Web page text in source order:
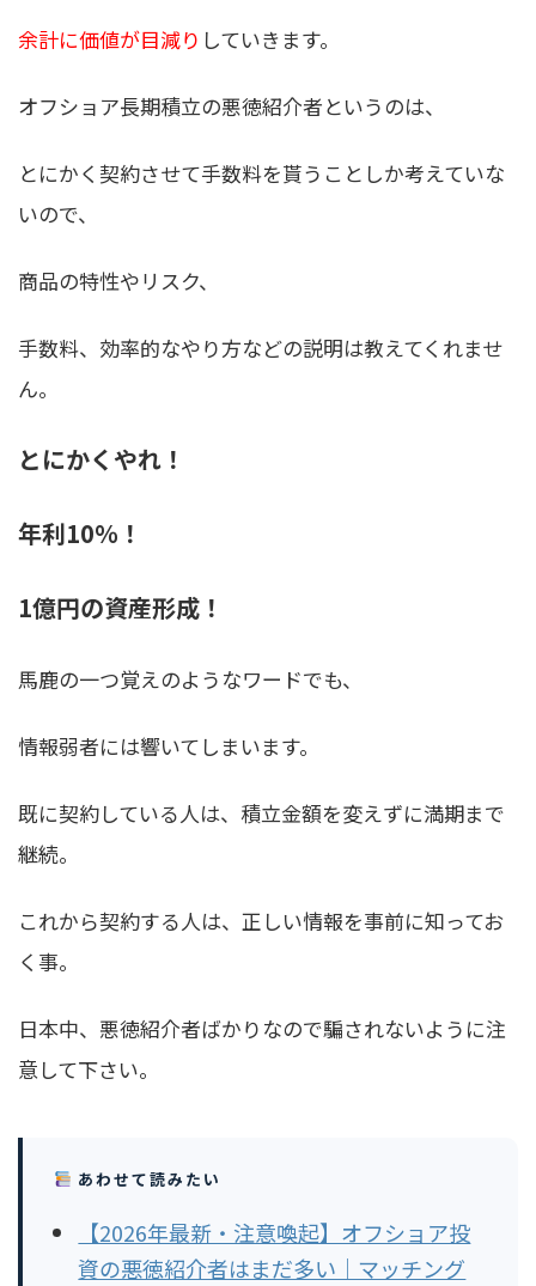
余計に価値が目減り していきます。
オフショア長期積立の悪徳紹介者というのは、
とにかく契約させて手数料を貰うことしか考えていな
いので、
商品の特性やリスク、
手数料、効率的なやり方などの説明は教えてくれませ
ん。
とにかくやれ！
年利10％！
1億円の資産形成！
馬鹿の一つ覚えのようなワードでも、
情報弱者には響いてしまいます。
既に契約している人は、積立金額を変えずに満期まで
継続。
これから契約する人は、正しい情報を事前に知ってお
く事。
日本中、悪徳紹介者ばかりなので騙されないように注
意して下さい。
あわせて読みたい
【2026年最新・注意喚起】オフショア投
資の悪徳紹介者はまだ多い｜マッチング